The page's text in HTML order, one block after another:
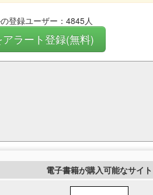
登録ユーザー：4845人
ラート登録(無料)
電子書籍が購入可能なサイト